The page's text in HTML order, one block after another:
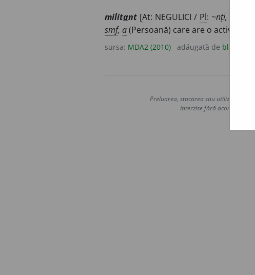
militant [At: NEGULICI / Pl: ~nți, ~e
smf, a(Persoană) care are o activitate
sursa: MDA2 (2010) adăugată de blaurb.
Preluarea, stocarea sau utilizarea
interzise fără acordul